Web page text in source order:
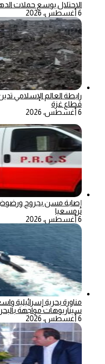
الاحتلال يوسع حملات
6 أغسطس، 2026
رابطة العالم الإسلامي
قطاع غزة
6 أغسطس، 2026
إصابة مسن بجروح ورضوض
ترمسعيا
6 أغسطس، 2026
مناورة بحرية إسرائيلية
سيناريوهات مواجهة بالبحر
6 أغسطس، 2026